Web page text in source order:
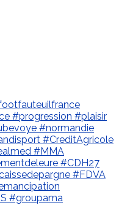
#progression #plaisir
#normandie
#CreditAgricole
#MMA
#CDH27
#FDVA
#groupama